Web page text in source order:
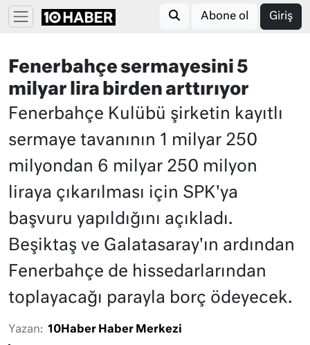
Abone ol Giriş
Fenerbahçe sermayesini 5
milyar lira birden arttırıyor
Fenerbahçe Kulübü şirketin kayıtlı
sermaye tavanının 1 milyar 250
milyondan 6 milyar 250 milyon
liraya çıkarılması için SPK'ya
başvuru yapıldığını açıkladı.
Beşiktaş ve Galatasaray'ın ardından
Fenerbahçe de hissedarlarından
toplayacağı parayla borç ödeyecek.
Yazan: 10Haber Haber Merkezi